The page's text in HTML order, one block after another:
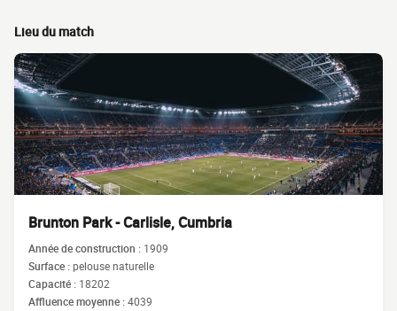
Lieu du match
Brunton Park - Carlisle, Cumbria
Année de construction : 1909
Surface :pelouse naturelle
Capacité : 18202
Affluence moyenne :4039